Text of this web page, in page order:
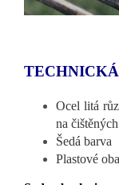
Ocel litá
na
Šedá barva
Plastové